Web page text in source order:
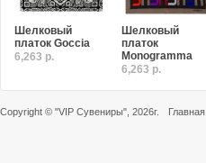
Шелковый
платок Goccia
6,263 р.
Шелковый
платок
Monogramma
6,263 р.
Copyright © "VIP Сувениры" , 2026г. Главная